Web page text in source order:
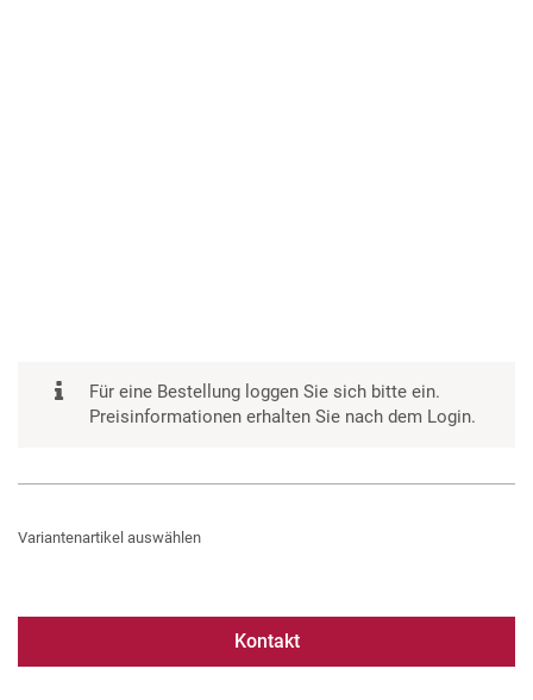
Für eine Bestellung loggen Sie sich bitte ein.
Preisinformationen erhalten Sie nach dem Login.
Variantenartikel auswählen
Kontakt